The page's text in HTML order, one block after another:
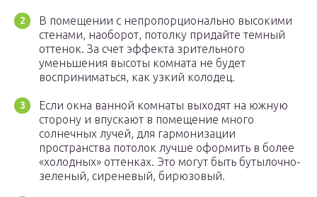
В помещении с непропорционально высокими
стенами, наоборот, потолку придайте темный
оттенок. За счет эффекта зрительного
уменьшения высоты комната не будет
восприниматься, как узкий колодец.
Если окна ванной комнаты выходят на южную
сторону и впускают в помещение много
солнечных лучей, для гармонизации
пространства потолок лучше оформить в более
«холодных» оттенках. Это могут быть бутылочно-
зеленый, сиреневый, бирюзовый.